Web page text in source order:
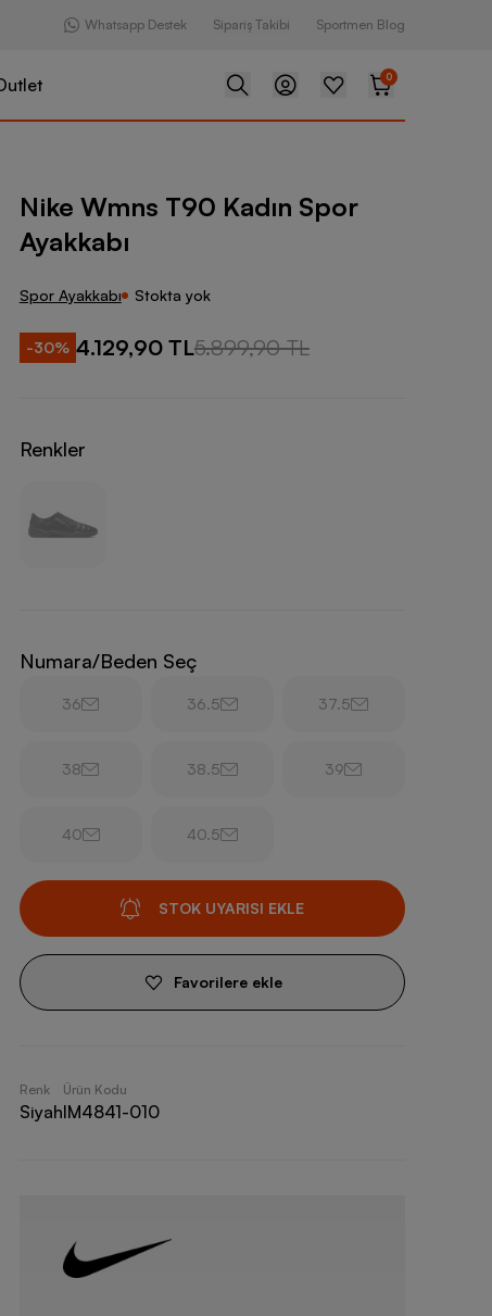
Whatsapp Destek Sipariş Takibi Sportmen Blog
0
Kadın Spor Ayakkabı
Nike Wmns T90 Kadın Spor
Ayakkabı
Spor Ayakkabı Stokta yok
-30% 4.129,90 TL5.899,90 TL
Renkler
Numara/Beden Seç
36 36.5 37.5
38 38.5 39
40 40.5
STOK UYARISI EKLE
Favorilere ekle
Renk
Siyah
Ürün Kodu
IM4841-010